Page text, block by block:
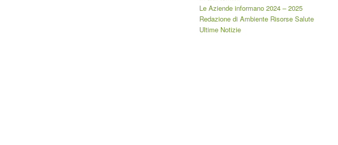
Le Aziende informano 2024 – 2025
Redazione di Ambiente Risorse Salute
Ultime Notizie